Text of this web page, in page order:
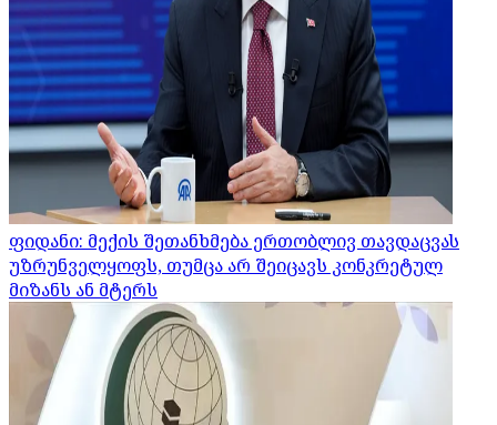
ფიდანი: მექის შეთანხმება ერთობლივ თავდაცვას
უზრუნველყოფს, თუმცა არ შეიცავს კონკრეტულ
მიზანს ან მტერს